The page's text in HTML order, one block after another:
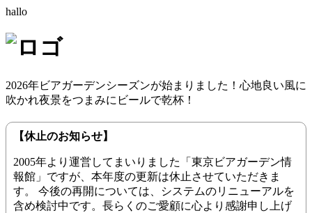
hallo
2026年ビアガーデンシーズンが始まりました！心地良い風に
吹かれ夜景をつまみにビールで乾杯！
【休止のお知らせ】
2005年より運営してまいりました「東京ビアガーデン情
報館」ですが、本年度の更新は休止させていただきま
す。 今後の再開については、システムのリニューアルを
含め検討中です。長らくのご愛顧に心より感謝申し上げ